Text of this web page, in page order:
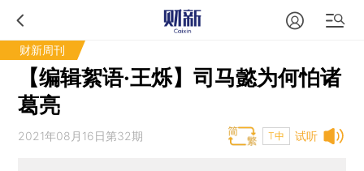
财新周刊
【编辑絮语·王烁】司马懿为何怕诸
葛亮
试听
2021年08月16日第32期 T中